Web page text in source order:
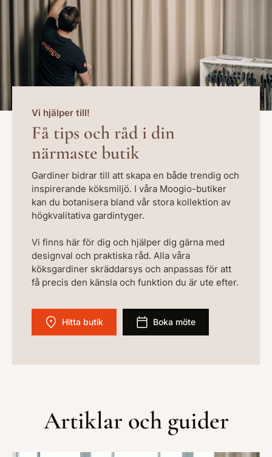
Vi hjälper till!
Få tips och råd i din
närmaste butik
Gardiner bidrar till att skapa en både trendig och
inspirerande köksmiljö. I våra Moogio-butiker
kan du botanisera bland vår stora kollektion av
högkvalitativa gardintyger.
Vi finns här för dig och hjälper dig gärna med
designval och praktiska råd. Alla våra
köksgardiner skräddarsys och anpassas för att
få precis den känsla och funktion du är ute efter.
Hitta butik Boka möte
Artiklar och guider